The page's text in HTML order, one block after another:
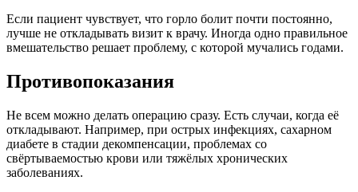
Если пациент чувствует, что горло болит почти постоянно,
лучше не откладывать визит к врачу. Иногда одно правильное
вмешательство решает проблему, с которой мучались годами.
Противопоказания
Не всем можно делать операцию сразу. Есть случаи, когда её
откладывают. Например, при острых инфекциях, сахарном
диабете в стадии декомпенсации, проблемах со
свёртываемостью крови или тяжёлых хронических
заболеваниях.